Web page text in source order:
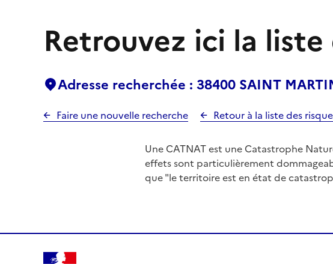
Retrouvez ici la
Adresse recherchée : 38400 SAINT
Faire une nouvelle recherche Retour à la liste des
Une CATNAT est une Catastrophe
effets sont particulièrement
que "le territoire est en état de